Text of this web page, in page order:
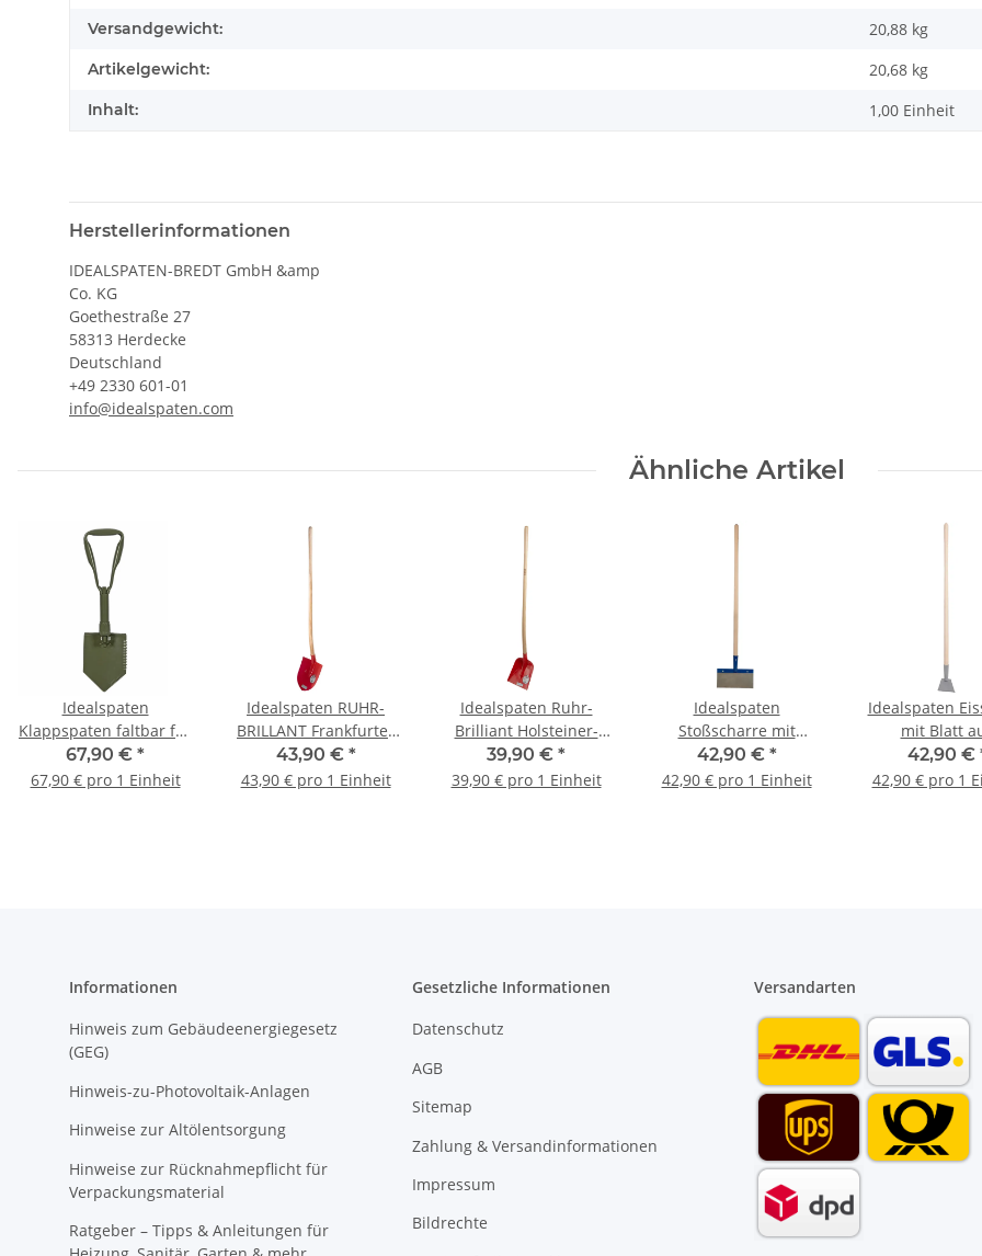
Versandgewicht: 20,88 kg
Artikelgewicht: 20,68 kg
Inhalt: 1,00 Einheit
Herstellerinformationen
IDEALSPATEN-BREDT GmbH &amp
Co. KG
Goethestraße 27
58313 Herdecke
Deutschland
+49 2330 601-01
info@idealspaten.com
Ähnliche Artikel
Idealspaten
Klappspaten faltbar für
Camping & Outdoor |
60020001
67,90 € *
67,90 € pro 1 Einheit
Idealspaten RUHR-
BRILLANT Frankfurter
Schaufel mit
angespitzter Kante
43,90 € *
43,90 € pro 1 Einheit
Idealspaten Ruhr-
Brilliant Holsteiner-
Sandschaufel mit
gerader Kante
39,90 € *
39,90 € pro 1 Einheit
Idealspaten
Stoßscharre mit
Holzstiel | 72103001 |
für Grobschmutz &
42,90 € *
42,90 € pro 1 Einheit
Idealspaten
mit Blatt
gehärtetem
40110201
42,90 €
42,90 € pro 1
Informationen
Hinweis zum Gebäudeenergiegesetz
(GEG)
Hinweis-zu-Photovoltaik-Anlagen
Hinweise zur Altölentsorgung
Hinweise zur Rücknahmepflicht für
Verpackungsmaterial
Ratgeber – Tipps & Anleitungen für
Gesetzliche Informationen
Datenschutz
AGB
Sitemap
Zahlung & Versandinformationen
Impressum
Bildrechte
Versandarten